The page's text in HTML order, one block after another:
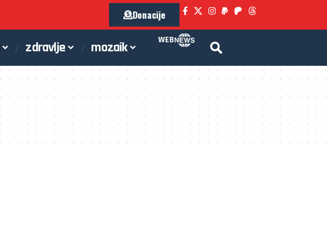
Donacije
zdravlje mozaik WEB